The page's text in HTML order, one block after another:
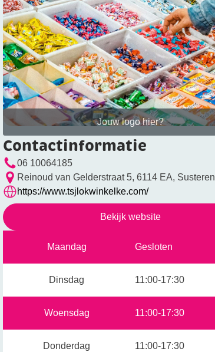
Jouw logo hier?
Contactinformatie
06 10064185
Reinoud van Gelderstraat 5, 6114 EA, Susteren
https://www.tsjlokwinkelke.com/
Bekijk website
Maandag Gesloten
Dinsdag 11:00-17:30
Woensdag 11:00-17:30
Donderdag 11:00-17:30